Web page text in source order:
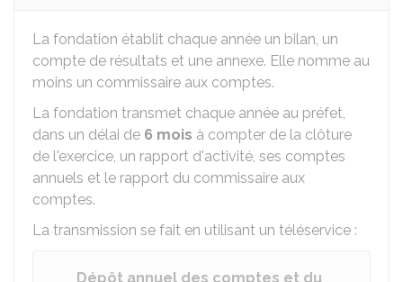
La fondation établit chaque année un bilan, un
compte de résultats et une annexe. Elle nomme au
moins un commissaire aux comptes.
La fondation transmet chaque année au préfet,
dans un délai de 6 mois à compter de la clôture
de l'exercice, un rapport d'activité, ses comptes
annuels et le rapport du commissaire aux
comptes.
La transmission se fait en utilisant un téléservice :
Dépôt annuel des comptes et du